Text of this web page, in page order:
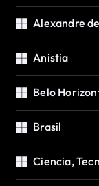
Alexandre
Anistia
Belo
Brasil
Ciencia,